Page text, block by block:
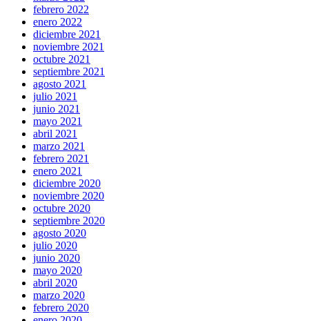
febrero 2022
enero 2022
diciembre 2021
noviembre 2021
octubre 2021
septiembre 2021
agosto 2021
julio 2021
junio 2021
mayo 2021
abril 2021
marzo 2021
febrero 2021
enero 2021
diciembre 2020
noviembre 2020
octubre 2020
septiembre 2020
agosto 2020
julio 2020
junio 2020
mayo 2020
abril 2020
marzo 2020
febrero 2020